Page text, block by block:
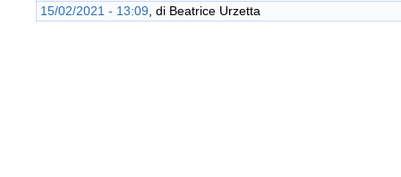
15/02/2021 - 13:09 , di Beatrice Urzetta